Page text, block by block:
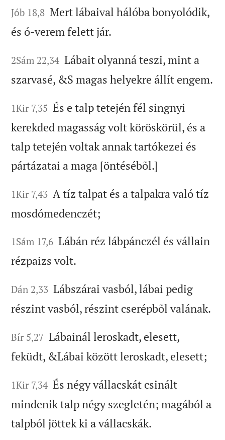
Jób 18,8 Mert lábaival hálóba bonyolódik,
és ó-verem felett jár.
2Sám 22,34 Lábait olyanná teszi, mint a
szarvasé, &S magas helyekre állít engem.
1Kir 7,35 És e talp tetején fél singnyi
kerekded magasság volt köröskörül, és a
talp tetején voltak annak tartókezei és
pártázatai a maga [öntésébõl.]
1Kir 7,43 A tíz talpat és a talpakra való tíz
mosdómedenczét;
1Sám 17,6 Lábán réz lábpánczél és vállain
rézpaizs volt.
Dán 2,33 Lábszárai vasból, lábai pedig
részint vasból, részint cserépbõl valának.
Bír 5,27 Lábainál leroskadt, elesett,
feküdt, &Lábai között leroskadt, elesett;
1Kir 7,34 És négy vállacskát csinált
mindenik talp négy szegletén; magából a
talpból jöttek ki a vállacskák.